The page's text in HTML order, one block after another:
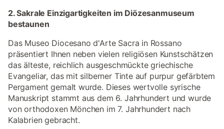
2. Sakrale Einzigartigkeiten im Diözesanmuseum
bestaunen
Das Museo Diocesano d'Arte Sacra in Rossano
präsentiert Ihnen neben vielen religiösen Kunstschätzen
das älteste, reichlich ausgeschmückte griechische
Evangeliar, das mit silberner Tinte auf purpur gefärbtem
Pergament gemalt wurde. Dieses wertvolle syrische
Manuskript stammt aus dem 6. Jahrhundert und wurde
von orthodoxen Mönchen im 7. Jahrhundert nach
Kalabrien gebracht.